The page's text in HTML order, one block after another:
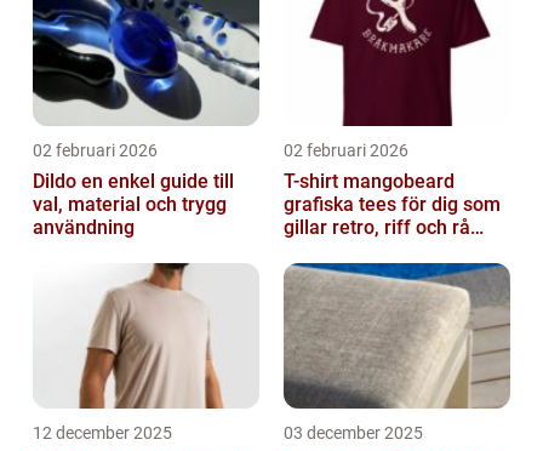
02 februari 2026
Dildo en enkel guide till
val, material och trygg
användning
02 februari 2026
T-shirt mangobeard
grafiska tees för dig som
gillar retro, riff och rå
12 december 2025 03 december 2025